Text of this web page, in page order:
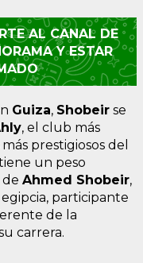
AL CANAL DE
Y ESTAR
Guiza, Shobeir se
, el club más
prestigiosos del
un peso
de Ahmed Shobeir,
participante
de la
carrera.